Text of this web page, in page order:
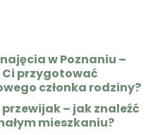
w Poznaniu –
przygotować
członka rodziny?
przewijak – jak znaleźć
mieszkaniu?